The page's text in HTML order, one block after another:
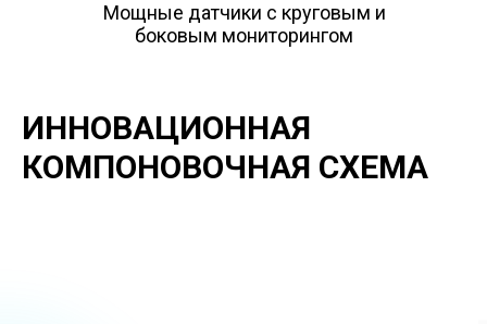
Мощные датчики с круговым и
боковым мониторингом
ИННОВАЦИОННАЯ
КОМПОНОВОЧНАЯ СХЕМА